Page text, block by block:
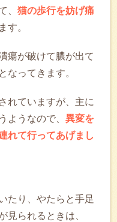
、 猫の歩行を妨げ痛
す。
瘍が破けて膿が出て
なってきます。
れていますが、主に
ようなので、 異変を
れて行ってあげまし
たり、やたらと手足
見られるときは、